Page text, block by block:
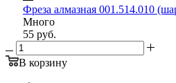
Фреза алмазная 001.514.010
Много
55 руб.
В корзину